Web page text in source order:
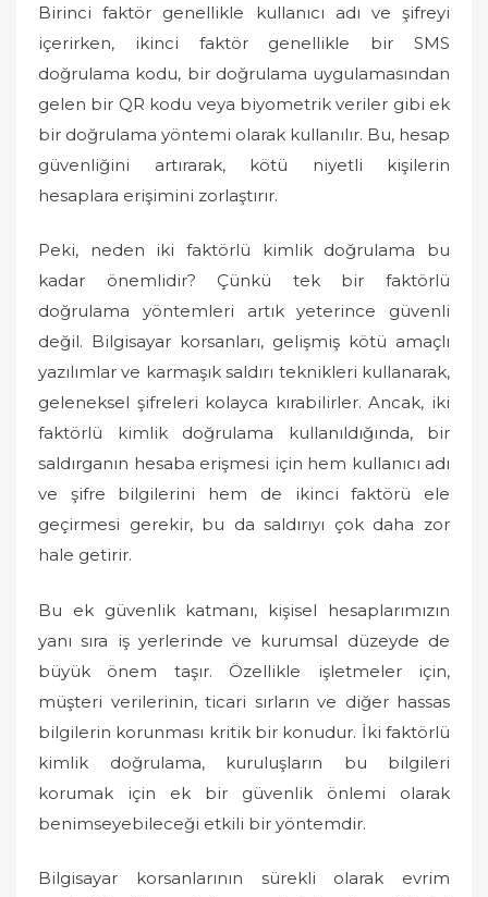
Birinci faktör genellikle kullanıcı adı ve şifreyi
içerirken, ikinci faktör genellikle bir SMS
doğrulama kodu, bir doğrulama uygulamasından
gelen bir QR kodu veya biyometrik veriler gibi ek
bir doğrulama yöntemi olarak kullanılır. Bu, hesap
güvenliğini artırarak, kötü niyetli kişilerin
hesaplara erişimini zorlaştırır.
Peki, neden iki faktörlü kimlik doğrulama bu
kadar önemlidir? Çünkü tek bir faktörlü
doğrulama yöntemleri artık yeterince güvenli
değil. Bilgisayar korsanları, gelişmiş kötü amaçlı
yazılımlar ve karmaşık saldırı teknikleri kullanarak,
geleneksel şifreleri kolayca kırabilirler. Ancak, iki
faktörlü kimlik doğrulama kullanıldığında, bir
saldırganın hesaba erişmesi için hem kullanıcı adı
ve şifre bilgilerini hem de ikinci faktörü ele
geçirmesi gerekir, bu da saldırıyı çok daha zor
hale getirir.
Bu ek güvenlik katmanı, kişisel hesaplarımızın
yanı sıra iş yerlerinde ve kurumsal düzeyde de
büyük önem taşır. Özellikle işletmeler için,
müşteri verilerinin, ticari sırların ve diğer hassas
bilgilerin korunması kritik bir konudur. İki faktörlü
kimlik doğrulama, kuruluşların bu bilgileri
korumak için ek bir güvenlik önlemi olarak
benimseyebileceği etkili bir yöntemdir.
Bilgisayar korsanlarının sürekli olarak evrim